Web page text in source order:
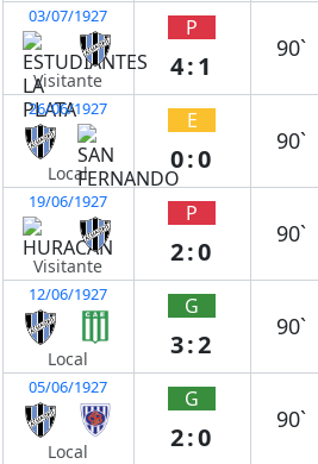
03/07/1927
Visitante
P
4:1
90`
26/06/1927
Local
E
0:0
90`
19/06/1927
Visitante
P
2:0
90`
12/06/1927
Local
G
3:2
90`
05/06/1927
Local
G
2:0
90`